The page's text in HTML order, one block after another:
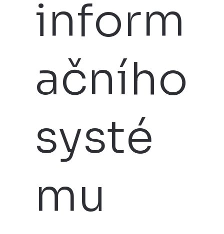
inform
ačního
systé
mu